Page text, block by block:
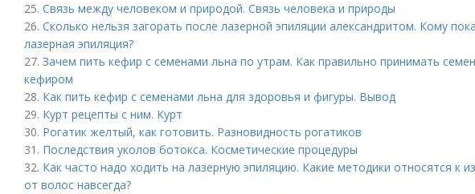
25. Связь между человеком и природой. Связь человека и природы
26. Сколько нельзя загорать после лазерной эпиляции александритом. Кому
лазерная эпиляция?
27. Зачем пить кефир с семенами льна по утрам. Как правильно принимать
кефиром
28. Как пить кефир с семенами льна для здоровья и фигуры. Вывод
29. Курт рецепты с ним. Курт
30. Рогатик желтый, как готовить. Разновидность рогатиков
31. Последствия уколов ботокса. Косметические процедуры
32. Как часто надо ходить на лазерную эпиляцию. Какие методики относятся к
от волос навсегда?